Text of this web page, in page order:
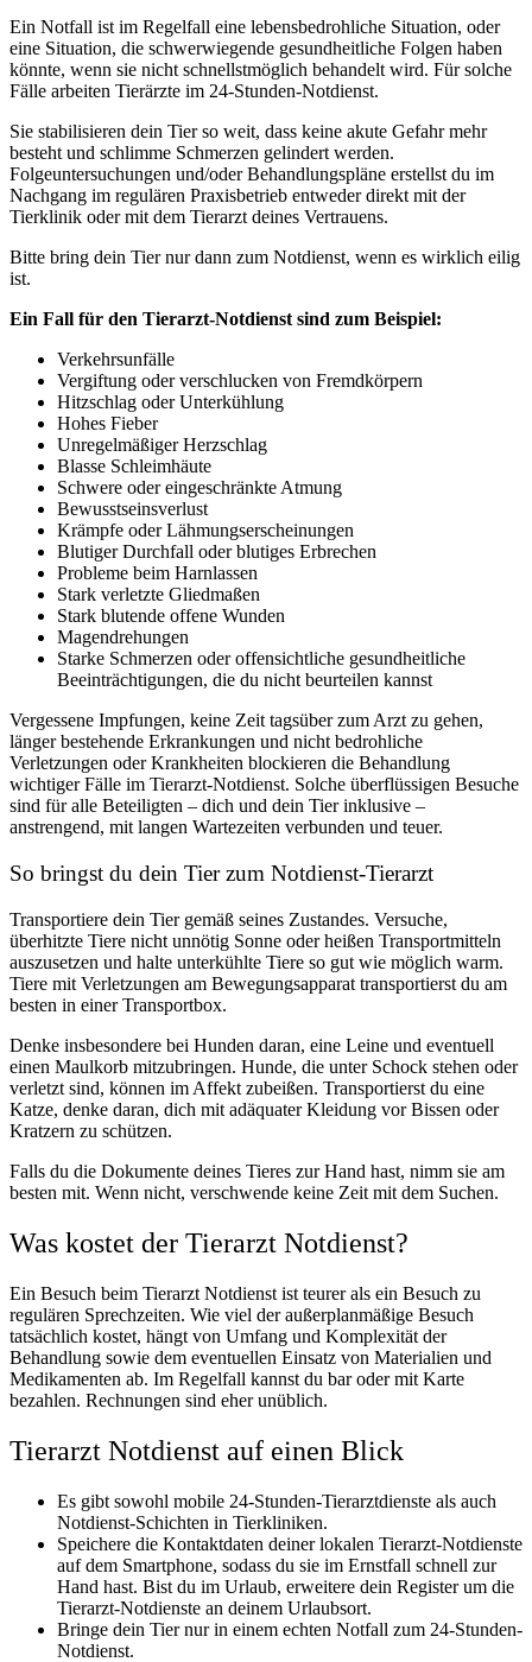
Ein Notfall ist im Regelfall eine lebensbedrohliche Situation, oder
eine Situation, die schwerwiegende gesundheitliche Folgen haben
könnte, wenn sie nicht schnellstmöglich behandelt wird. Für solche
Fälle arbeiten Tierärzte im 24-Stunden-Notdienst.
Sie stabilisieren dein Tier so weit, dass keine akute Gefahr mehr
besteht und schlimme Schmerzen gelindert werden.
Folgeuntersuchungen und/oder Behandlungspläne erstellst du im
Nachgang im regulären Praxisbetrieb entweder direkt mit der
Tierklinik oder mit dem Tierarzt deines Vertrauens.
Bitte bring dein Tier nur dann zum Notdienst, wenn es wirklich eilig
ist.
Ein Fall für den Tierarzt-Notdienst sind zum Beispiel:
Verkehrsunfälle
Vergiftung oder verschlucken von Fremdkörpern
Hitzschlag oder Unterkühlung
Hohes Fieber
Unregelmäßiger Herzschlag
Blasse Schleimhäute
Schwere oder eingeschränkte Atmung
Bewusstseinsverlust
Krämpfe oder Lähmungserscheinungen
Blutiger Durchfall oder blutiges Erbrechen
Probleme beim Harnlassen
Stark verletzte Gliedmaßen
Stark blutende offene Wunden
Magendrehungen
Starke Schmerzen oder offensichtliche gesundheitliche
Beeinträchtigungen, die du nicht beurteilen kannst
Vergessene Impfungen, keine Zeit tagsüber zum Arzt zu gehen,
länger bestehende Erkrankungen und nicht bedrohliche
Verletzungen oder Krankheiten blockieren die Behandlung
wichtiger Fälle im Tierarzt-Notdienst. Solche überflüssigen Besuche
sind für alle Beteiligten – dich und dein Tier inklusive –
anstrengend, mit langen Wartezeiten verbunden und teuer.
So bringst du dein Tier zum Notdienst-Tierarzt
Transportiere dein Tier gemäß seines Zustandes. Versuche,
überhitzte Tiere nicht unnötig Sonne oder heißen Transportmitteln
auszusetzen und halte unterkühlte Tiere so gut wie möglich warm.
Tiere mit Verletzungen am Bewegungsapparat transportierst du am
besten in einer Transportbox.
Denke insbesondere bei Hunden daran, eine Leine und eventuell
einen Maulkorb mitzubringen. Hunde, die unter Schock stehen oder
verletzt sind, können im Affekt zubeißen. Transportierst du eine
Katze, denke daran, dich mit adäquater Kleidung vor Bissen oder
Kratzern zu schützen.
Falls du die Dokumente deines Tieres zur Hand hast, nimm sie am
besten mit. Wenn nicht, verschwende keine Zeit mit dem Suchen.
Was kostet der Tierarzt Notdienst?
Ein Besuch beim Tierarzt Notdienst ist teurer als ein Besuch zu
regulären Sprechzeiten. Wie viel der außerplanmäßige Besuch
tatsächlich kostet, hängt von Umfang und Komplexität der
Behandlung sowie dem eventuellen Einsatz von Materialien und
Medikamenten ab. Im Regelfall kannst du bar oder mit Karte
bezahlen. Rechnungen sind eher unüblich.
Tierarzt Notdienst auf einen Blick
Es gibt sowohl mobile 24-Stunden-Tierarztdienste als auch
Notdienst-Schichten in Tierkliniken.
Speichere die Kontaktdaten deiner lokalen Tierarzt-Notdienste
auf dem Smartphone, sodass du sie im Ernstfall schnell zur
Hand hast. Bist du im Urlaub, erweitere dein Register um die
Tierarzt-Notdienste an deinem Urlaubsort.
Bringe dein Tier nur in einem echten Notfall zum 24-Stunden-
Notdienst.